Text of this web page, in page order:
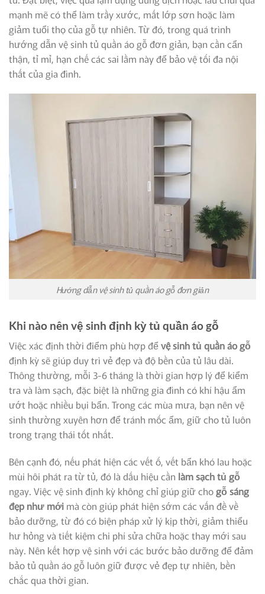
mạnh mẽ có thể làm trầy xước, mất lớp sơn hoặc làm
giảm tuổi thọ của gỗ tự nhiên. Từ đó, trong quá trình
hướng dẫn vệ sinh tủ quần áo gỗ đơn giản, bạn cần cẩn
thận, tỉ mỉ, hạn chế các sai lầm này để bảo vệ tối đa nội
thất của gia đình.
Hướng dẫn vệ sinh tủ quần áo gỗ đơn giản
Khi nào nên vệ sinh định kỳ tủ quần áo gỗ
Việc xác định thời điểm phù hợp để vệ sinh tủ quần áo gỗ
định kỳ sẽ giúp duy trì vẻ đẹp và độ bền của tủ lâu dài.
Thông thường, mỗi 3-6 tháng là thời gian hợp lý để kiểm
tra và làm sạch, đặc biệt là những gia đình có khí hậu ẩm
ướt hoặc nhiều bụi bẩn. Trong các mùa mưa, bạn nên vệ
sinh thường xuyên hơn để tránh mốc ẩm, giữ cho tủ luôn
trong trạng thái tốt nhất.
Bên cạnh đó, nếu phát hiện các vết ố, vết bẩn khó lau hoặc
mùi hôi phát ra từ tủ, đó là dấu hiệu cần làm sạch tủ gỗ
ngay. Việc vệ sinh định kỳ không chỉ giúp giữ cho gỗ sáng
đẹp như mới mà còn giúp phát hiện sớm các vấn đề về
bảo dưỡng, từ đó có biện pháp xử lý kịp thời, giảm thiểu
hư hỏng và tiết kiệm chi phí sửa chữa hoặc thay mới sau
này. Nên kết hợp vệ sinh với các bước bảo dưỡng để đảm
bảo tủ quần áo gỗ luôn giữ được vẻ đẹp tự nhiên, bền
chắc qua thời gian.